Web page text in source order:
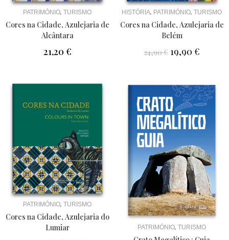
PATRIMÓNIO, TURISMO
Cores na Cidade, Azulejaria de
Alcântara
21,20 €
HISTÓRIA, PATRIMÓNIO, TURISMO
Cores na Cidade, Azulejaria de
Belém
24,90€ 19,90 €
PATRIMÓNIO, TURISMO
Cores na Cidade, Azulejaria do
Lumiar
PATRIMÓNIO, TURISMO